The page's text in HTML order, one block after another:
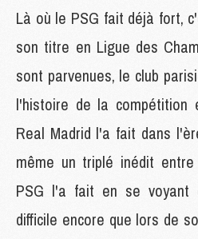
Là où le PSG fait déjà fort,
son titre en Ligue des
sont parvenues, le club
l'histoire de la compétition
Real Madrid l'a fait dans
même un triplé inédit
PSG l'a fait en se voyant
difficile encore que lors de